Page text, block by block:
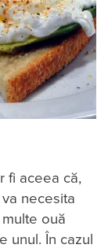
fi aceea că,
necesita
ouă
unul. În cazul